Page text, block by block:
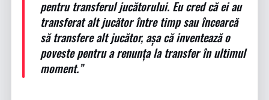
pentru transferul jucătorului. Eu cred că ei au
transferat alt jucător între timp sau încearcă
să transfere alt jucător, așa că inventează o
poveste pentru a renunța la transfer în ultimul
moment.”